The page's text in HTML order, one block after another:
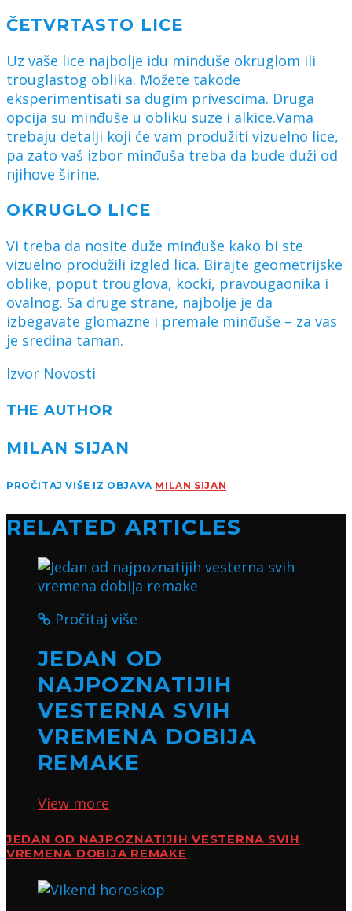
ČETVRTASTO LICE
Uz vaše lice najbolje idu minđuše okruglom ili
trouglastog oblika. Možete takođe
eksperimentisati sa dugim privescima. Druga
opcija su minđuše u obliku suze i alkice.Vama
trebaju detalji koji će vam produžiti vizuelno lice,
pa zato vaš izbor minđuša treba da bude duži od
njihove širine.
OKRUGLO LICE
Vi treba da nosite duže minđuše kako bi ste
vizuelno produžili izgled lica. Birajte geometrijske
oblike, poput trouglova, kocki, pravougaonika i
ovalnog. Sa druge strane, najbolje je da
izbegavate glomazne i premale minđuše – za vas
je sredina taman.
Izvor Novosti
THE AUTHOR
MILAN SIJAN
PROČITAJ VIŠE IZ OBJAVA MILAN SIJAN
RELATED ARTICLES
Pročitaj više
JEDAN OD
NAJPOZNATIJIH
VESTERNA SVIH
VREMENA DOBIJA
REMAKE
View more
JEDAN OD NAJPOZNATIJIH VESTERNA SVIH
VREMENA DOBIJA REMAKE